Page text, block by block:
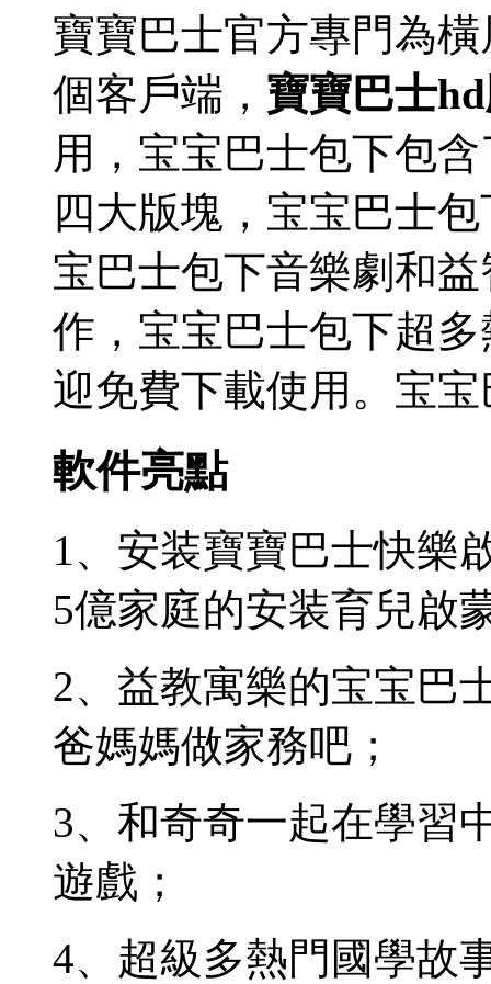
寶寶巴士官方專門為
個客戶端， 寶寶巴士
用，宝宝巴士包下包含
四大版塊，宝宝巴士
宝巴士包下音樂劇和
作，宝宝巴士包下超
迎免費下載使用。宝
軟件亮點
1、安装寶寶巴士快樂
5億家庭的安装育兒啟
2、益教寓樂的宝宝巴
爸媽媽做家務吧；
3、和奇奇一起在學習
遊戲；
4、超級多熱門國學故